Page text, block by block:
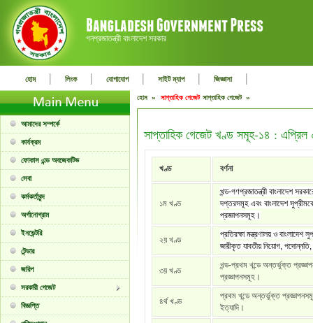
গনপ্রজাতন্ত্রী বাংলাদেশ সরকার
হোম | লিংক | যোগাযোগ | সাইট ম্যাপ | জিজ্ঞাসা |
আমাদের সম্পর্কে
কার্যক্রম
ফোকাস এন্ড অবজেকটিভ
সেবা
কর্মকর্তাবৃন্দ
অর্গানোগ্রাম
ইনভেন্টরি
টেন্ডার
জরিপ
সরকারী গেজেট
বিজ্ঞপ্তি
হোম » সাপ্তাহিক গেজেট সাপ্তাহিক গেজেট »
সাপ্তাহিক গেজেট খণ্ড সমূহ-১৪ :
খণ্ড বর্ণনা
১ম খণ্ড
খন্ড-গণপ্রজাতন্ত্রী বাংলাদেশ
দপ্তরসমূহ এবং বাংলাদেশ
প্রজ্ঞাপনসমূহ।
২য় খণ্ড
প্রতিরক্ষা মন্ত্রণালয় ও বাংলাদেশ
জারীকৃত যাবতীয় নিয়োগ,
৩য় খণ্ড
খন্ড-প্রথম খন্ডে অন্তর্ভুক্ত
প্রজ্ঞাপনসমূহ।
৪র্থ খণ্ড
প্রথম খন্ডে অন্তর্ভুক্ত
ইত্যাদি।